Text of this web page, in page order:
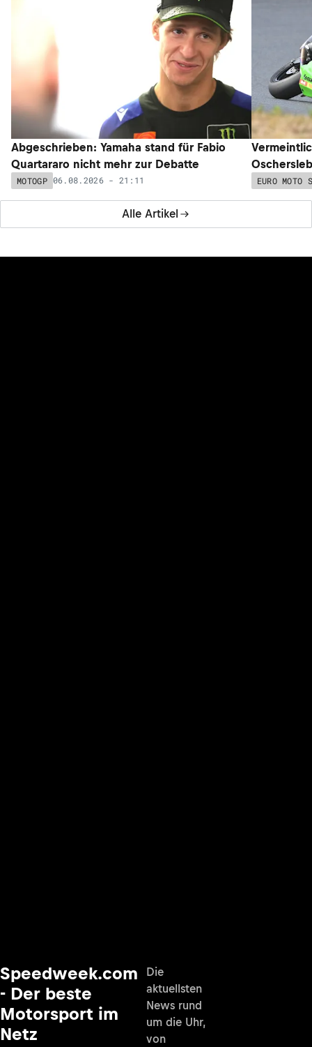
Alle Artikel
Abgeschrieben: Yamaha stand für Fabio
Quartararo nicht mehr zur Debatte
MOTOGP 06.08.2026 - 21:11 EURO MOTO
Speedweek.com
- Der beste
Motorsport im
Netz
Die
aktuellsten
News rund
um die Uhr,
von